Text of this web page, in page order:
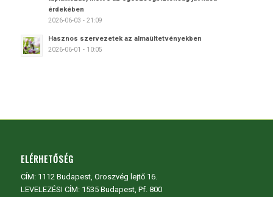
érdekében
2026-06-03 - 21:09
Hasznos szervezetek az almaültetvényekben
2026-06-01 - 10:05
ELÉRHETŐSÉG
CÍM: 1112 Budapest, Oroszvég lejtő 16.
LEVELEZÉSI CÍM: 1535 Budapest, Pf. 800